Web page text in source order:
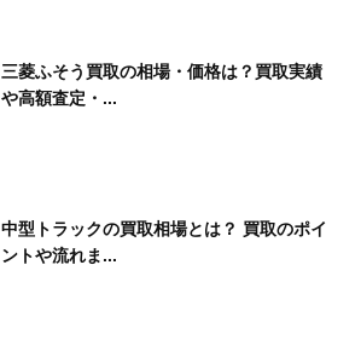
三菱ふそう買取の相場・価格は？買取実績
や高額査定・...
中型トラックの買取相場とは？ 買取のポイ
ントや流れま...